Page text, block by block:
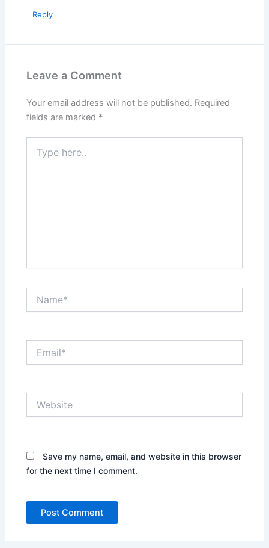
Reply
Leave a Comment
Your email address will not be published. Required
fields are marked *
here..
Save my name, email, and website in this browser
for the next time I comment.